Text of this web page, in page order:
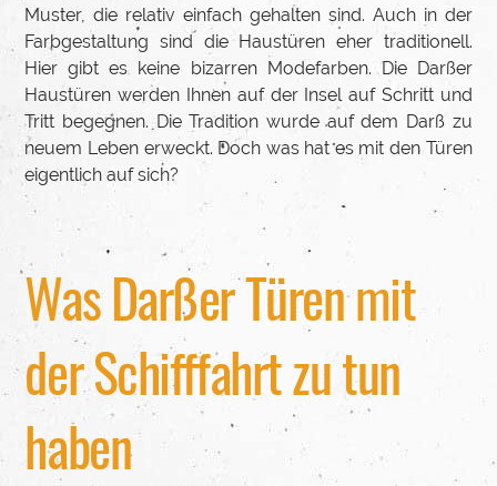
Muster, die relativ einfach gehalten sind. Auch in der
Farbgestaltung sind die Haustüren eher traditionell.
Hier gibt es keine bizarren Modefarben. Die Darßer
Haustüren werden Ihnen auf der Insel auf Schritt und
Tritt begegnen. Die Tradition wurde auf dem Darß zu
neuem Leben erweckt. Doch was hat es mit den Türen
eigentlich auf sich?
Was Darßer Türen mit
der Schifffahrt zu tun
haben